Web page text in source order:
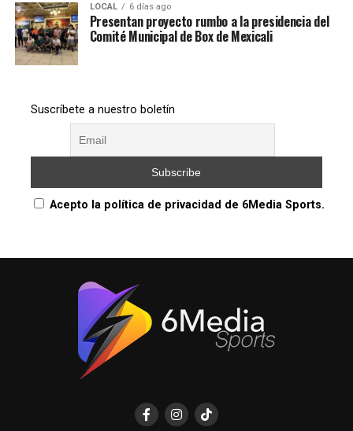
LOCAL 6 días ago
Presentan proyecto rumbo a la presidencia del
Comité Municipal de Box de Mexicali
Suscríbete a nuestro boletín
Acepto la política de privacidad de 6Media Sports.